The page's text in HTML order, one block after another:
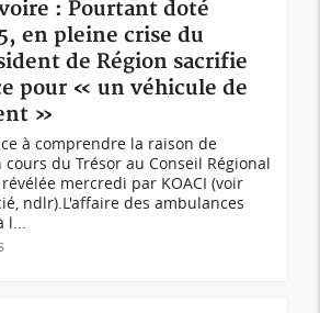
: Pourtant doté
en pleine crise du
de Région sacrifie
pour « un véhicule de
»
à comprendre la raison de
du Trésor au Conseil Régional
mercredi par KOACI (voir
ndlr).L'affaire des ambulances
l...